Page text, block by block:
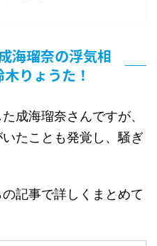
海瑠奈の浮気相
りょうた！
成海瑠奈さんですが、
たことも発覚し、騒ぎ
記事で詳しくまとめて